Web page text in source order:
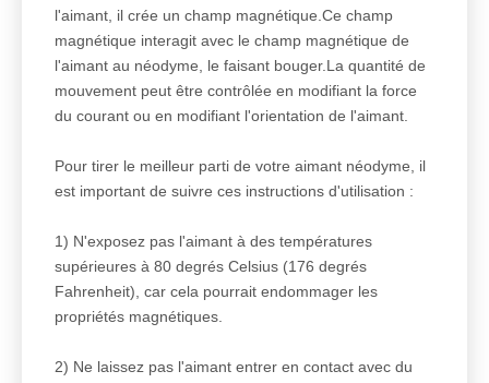
l'aimant, il crée un champ magnétique.Ce champ
magnétique interagit avec le champ magnétique de
l'aimant au néodyme, le faisant bouger.La quantité de
mouvement peut être contrôlée en modifiant la force
du courant ou en modifiant l'orientation de l'aimant.
Pour tirer le meilleur parti de votre aimant néodyme, il
est important de suivre ces instructions d'utilisation :
1) N'exposez pas l'aimant à des températures
supérieures à 80 degrés Celsius (176 degrés
Fahrenheit), car cela pourrait endommager les
propriétés magnétiques.
2) Ne laissez pas l'aimant entrer en contact avec du